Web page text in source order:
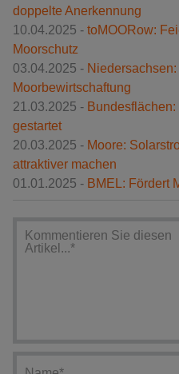
doppelte Anerkennung
10.04.2025 - toMOORow:
Moorschutz
03.04.2025 -
Moorbewirtschaftung
21.03.2025 -
gestartet
20.03.2025 - Moore:
attraktiver machen
01.01.2025 - BMEL: Fördert